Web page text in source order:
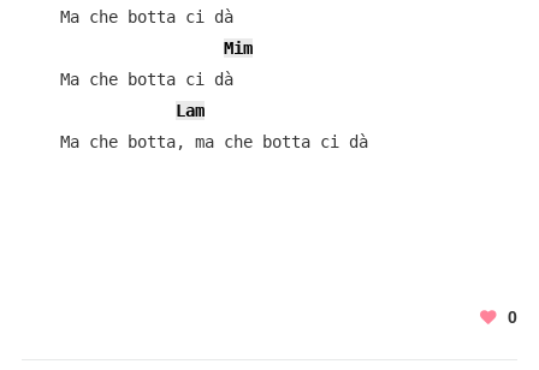
    Ma che botta ci dà
Mim
    Ma che botta ci dà
Lam
    Ma che botta, ma che botta ci dà
0